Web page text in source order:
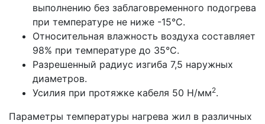
выполнению без заблаговременного подогрева
при температуре не ниже -15°С.
Относительная влажность воздуха составляет
98% при температуре до 35°С.
Разрешенный радиус изгиба 7,5 наружных
диаметров.
Усилия при протяжке кабеля 50 Н/мм2.
Параметры температуры нагрева жил в различных